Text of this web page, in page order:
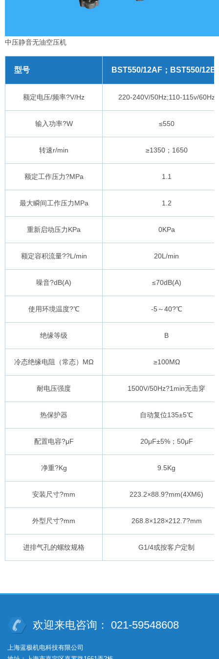
中压静音无油空压机
型号 BST550/12AF；BST550/
额定电压/频率?V/Hz 220-240V/50Hz;110-115v/60Hz
输入功率?W ≤550
转速r/min ≥1350；1650
额定工作压力?MPa 1.1
最大瞬间工作压力MPa 1.2
重新启动压力KPa 0KPa
额定容积流量??L/min 20L/min
噪音?dB(A) ≤70dB(A)
使用环境温度?℃ -5～40?℃
绝缘等级 B
冷态绝缘电阻（常态）MΩ ≥100MΩ
耐电压强度 1500V/50Hz?1min无击穿
热保护器 自动复位135±5℃
配置电容?μF 20μF±5%；50μF
净重?Kg 9.5Kg
安装尺寸?mm 223.2×88.9?mm(4XM6)
外型尺寸?mm 268.8×128×212.7?mm
进排气孔的螺纹规格 G1/4或按客户定制
欢迎来电咨询： 021-59548608
上海蓝极机电科技有限公司